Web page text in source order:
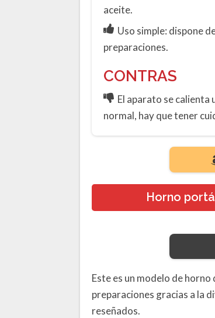
aceite.
Uso simple: dispone
preparaciones.
CONTRAS
El aparato se calienta
normal, hay que tener
Horno
Este es un modelo de
preparaciones gracias a la
reseñados.